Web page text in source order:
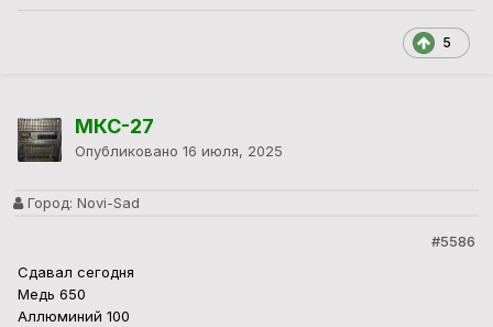
5
МКС-27
Опубликовано 16 июля, 2025
Город: Novi-Sad
#5586
Сдавал сегодня
Медь 650
Аллюминий 100